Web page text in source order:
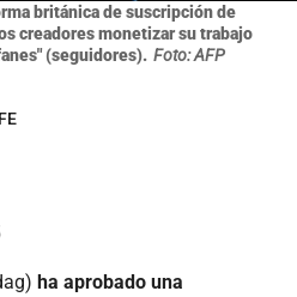
británica de suscripción de
creadores monetizar su trabajo
(seguidores). Foto: AFP
ha aprobado una